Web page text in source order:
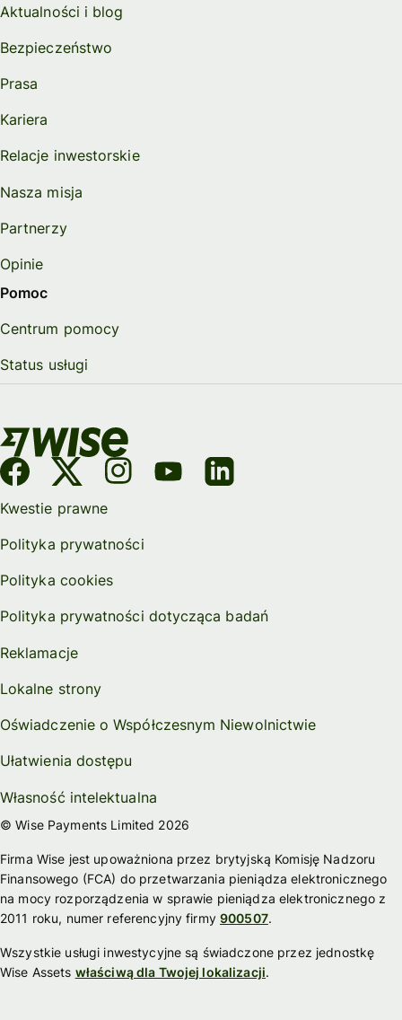
Aktualności i blog
Bezpieczeństwo
Prasa
Kariera
Relacje inwestorskie
Nasza misja
Partnerzy
Opinie
Pomoc
Centrum pomocy
Status usługi
Kwestie prawne
Polityka prywatności
Polityka cookies
Polityka prywatności dotycząca badań
Reklamacje
Lokalne strony
Oświadczenie o Współczesnym Niewolnictwie
Ułatwienia dostępu
Własność intelektualna
© Wise Payments Limited 2026
Firma Wise jest upoważniona przez brytyjską Komisję Nadzoru
Finansowego (FCA) do przetwarzania pieniądza elektronicznego
na mocy rozporządzenia w sprawie pieniądza elektronicznego z
2011 roku, numer referencyjny firmy900507.
Wszystkie usługi inwestycyjne są świadczone przez jednostkę
Wise Assets właściwą dla Twojej lokalizacji.